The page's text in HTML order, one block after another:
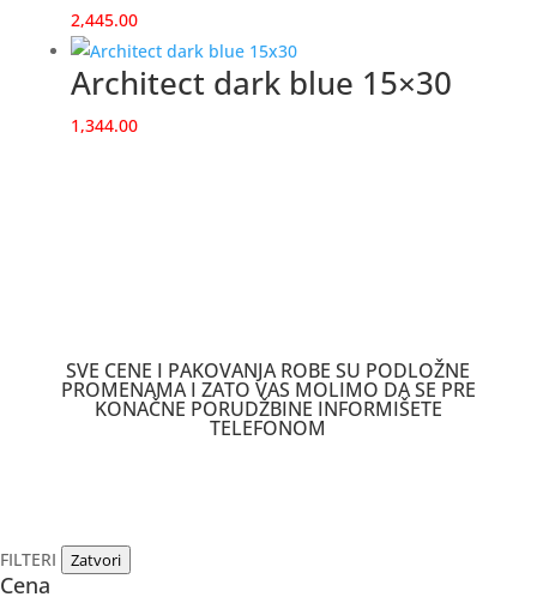
2,445.00
Architect dark blue 15×30
1,344.00
SVE CENE I PAKOVANJA ROBE SU PODLOŽNE
PROMENAMA I ZATO VAS MOLIMO DA SE PRE
KONAČNE PORUDŽBINE INFORMIŠETE
TELEFONOM
FILTERI Zatvori
Cena